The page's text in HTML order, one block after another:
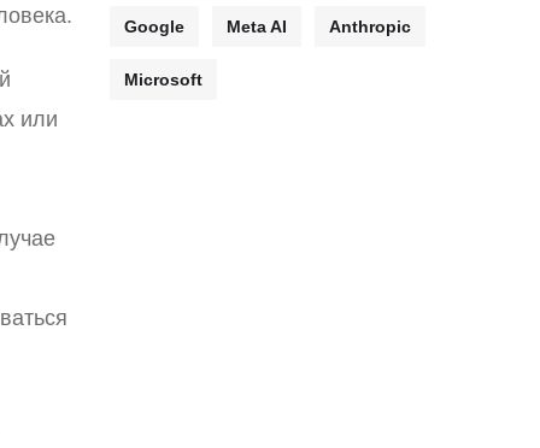
или
Google Meta AI Anthropic
Microsoft